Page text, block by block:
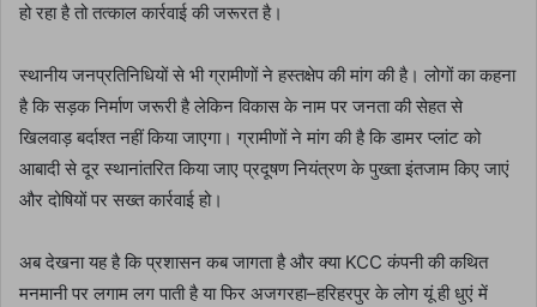
हो रहा है तो तत्काल कार्रवाई की जरूरत है।
स्थानीय जनप्रतिनिधियों से भी ग्रामीणों ने हस्तक्षेप की मांग की है। लोगों का कहना
है कि सड़क निर्माण जरूरी है लेकिन विकास के नाम पर जनता की सेहत से
खिलवाड़ बर्दाश्त नहीं किया जाएगा। ग्रामीणों ने मांग की है कि डामर प्लांट को
आबादी से दूर स्थानांतरित किया जाए प्रदूषण नियंत्रण के पुख्ता इंतजाम किए जाएं
और दोषियों पर सख्त कार्रवाई हो।
अब देखना यह है कि प्रशासन कब जागता है और क्या KCC कंपनी की कथित
मनमानी पर लगाम लग पाती है या फिर अजगरहा–हरिहरपुर के लोग यूं ही धुएं में